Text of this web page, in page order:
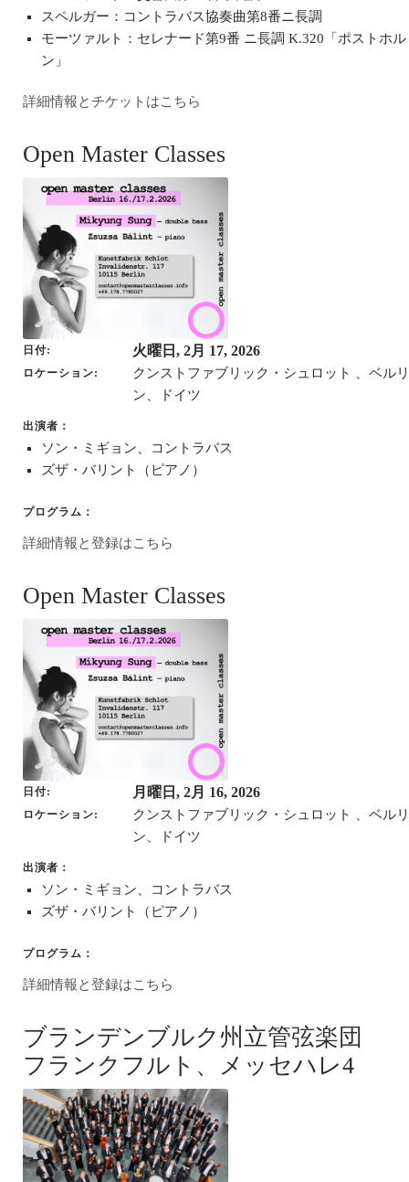
スペルガー：コントラバス協奏曲第8番ニ長調
モーツァルト：セレナード第9番 ニ長調 K.320「ポストホル
ン」
詳細情報とチケットはこちら
Open Master Classes
日付 火曜日, 2月 17, 2026
ロケーション
クンストファブリック・シュロット 、ベルリ
ン、ドイツ
出演者：
ソン・ミギョン、コントラバス
ズザ・バリント（ピアノ）
プログラム：
詳細情報と登録はこちら
Open Master Classes
日付 月曜日, 2月 16, 2026
ロケーション
クンストファブリック・シュロット 、ベルリ
ン、ドイツ
出演者：
ソン・ミギョン、コントラバス
ズザ・バリント（ピアノ）
プログラム：
詳細情報と登録はこちら
ブランデンブルク州立管弦楽団
フランクフルト、メッセハレ4